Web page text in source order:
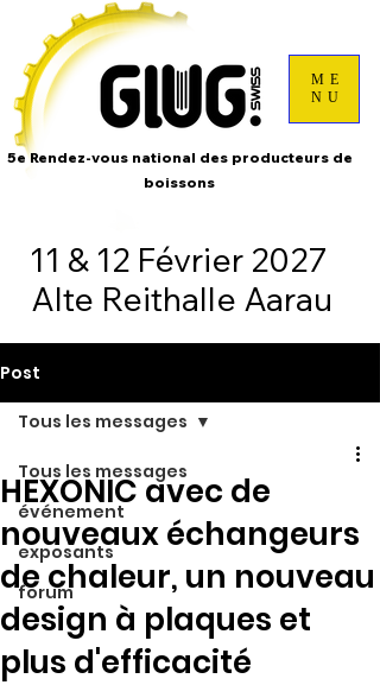
ME
NU
11 & 12 Février 2027
Alte Reithalle Aarau
5e Rendez-vous national des producteurs de
boissons
Post
Tous les messages
événement
exposants
forum
Tous les messages
HEXONIC avec de
nouveaux échangeurs
de chaleur, un nouveau
design à plaques et
plus d'efficacité